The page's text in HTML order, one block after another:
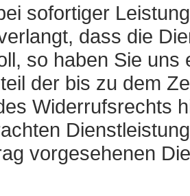
sofortiger Leistung
dass die
so haben Sie
der bis zu dem
Widerrufsrechts
vorgesehenen